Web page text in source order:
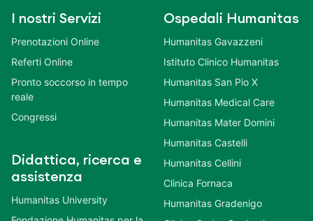
I nostri Servizi
Prenotazioni Online
Referti Online
Pronto soccorso in tempo
reale
Congressi
Didattica, ricerca e
assistenza
Humanitas University
Ospedali Humanitas
Humanitas Gavazzeni
Istituto Clinico Humanitas
Humanitas San Pio X
Humanitas Medical Care
Humanitas Mater Domini
Humanitas Castelli
Humanitas Cellini
Clinica Fornaca
Humanitas Gradenigo